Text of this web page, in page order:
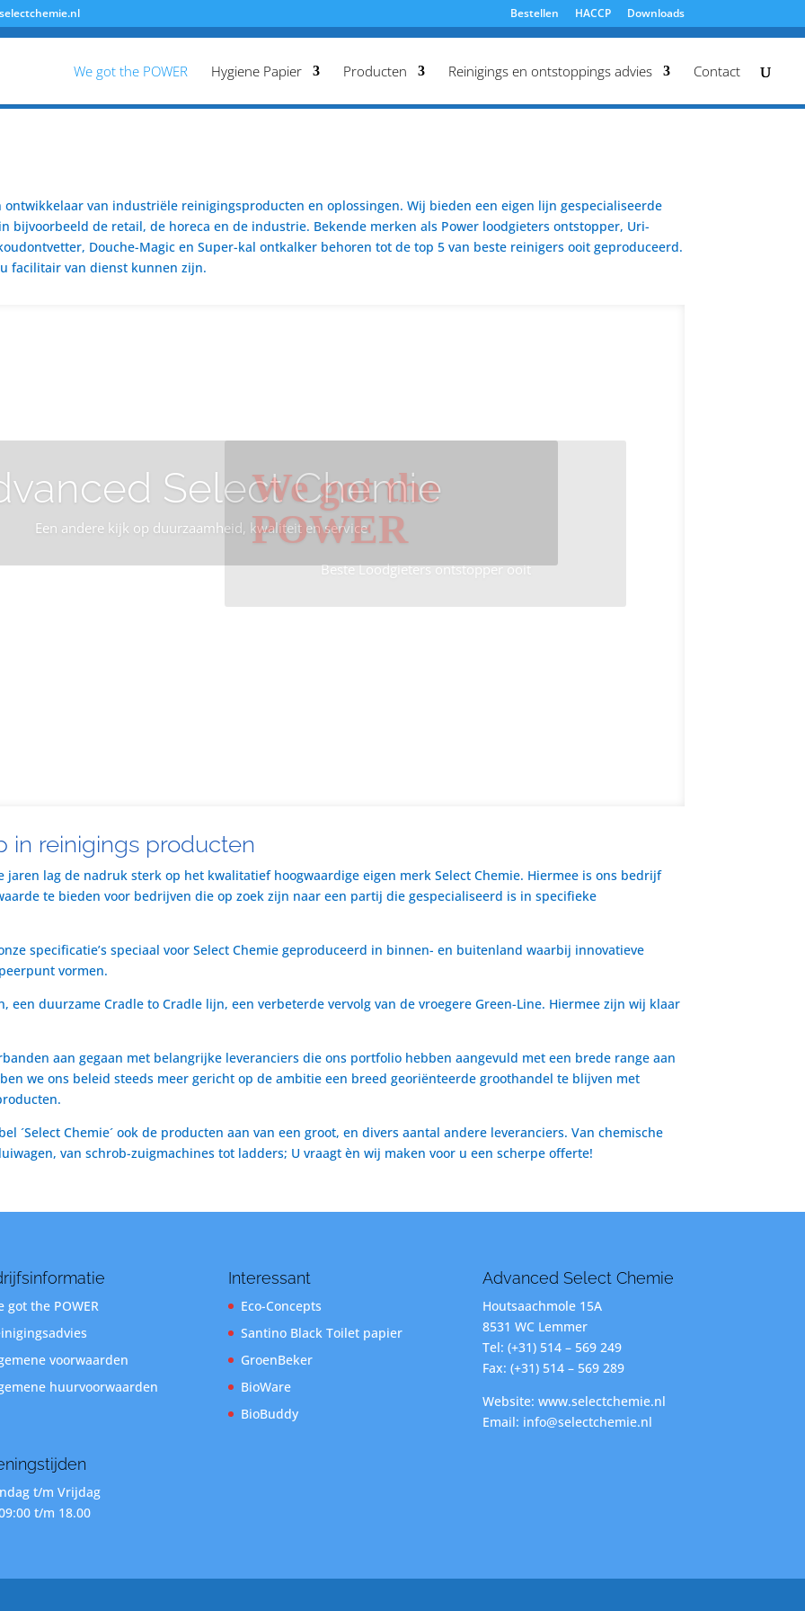
Bestellen HACCP Downloads
We got the POWER Hygiene Papier Producten Reinigings en ontstoppings advies Contact
ontwikkelaar van industriële reinigingsproducten en oplossingen. Wij bieden een eigen lijn gespecialiseerde
bijvoorbeeld de retail, de horeca en de industrie. Bekende merken als Power loodgieters ontstopper, Uri-
Douche-Magic en Super-kal ontkalker behoren tot de top 5 van beste reinigers ooit geproduceerd.
facilitair van dienst kunnen zijn.
Select Chemie
Een andere kijk op duurzaamheid, kwaliteit en service
We got the
POWER
Beste Loodgieters ontstopper ooit
in reinigings producten
jaren lag de nadruk sterk op het kwalitatief hoogwaardige eigen merk Select Chemie. Hiermee is ons bedrijf
te bieden voor bedrijven die op zoek zijn naar een partij die gespecialiseerd is in specifieke
specificatie’s speciaal voor Select Chemie geproduceerd in binnen- en buitenland waarbij innovatieve
vormen.
een duurzame Cradle to Cradle lijn, een verbeterde vervolg van de vroegere Green-Line. Hiermee zijn wij klaar
aan gegaan met belangrijke leveranciers die ons portfolio hebben aangevuld met een brede range aan
we ons beleid steeds meer gericht op de ambitie een breed georiënteerde groothandel te blijven met
´Select Chemie´ ook de producten aan van een groot, en divers aantal andere leveranciers. Van chemische
van schrob-zuigmachines tot ladders; U vraagt èn wij maken voor u een scherpe offerte!
got the POWER
voorwaarden
huurvoorwaarden
t/m Vrijdag
t/m 18.00
Interessant
Eco-Concepts
Santino Black Toilet papier
GroenBeker
BioWare
BioBuddy
Advanced Select Chemie
Houtsaachmole 15A
8531 WC Lemmer
Tel: (+31) 514 – 569 249
Fax: (+31) 514 – 569 289
Website: www.selectchemie.nl
Email: info@selectchemie.nl